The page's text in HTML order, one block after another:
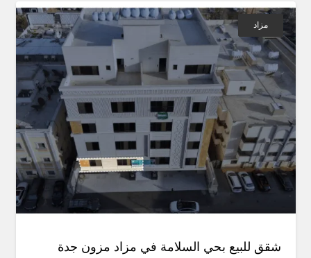
مزاد
شقق للبيع بحي السلامة في مزاد مزون جدة